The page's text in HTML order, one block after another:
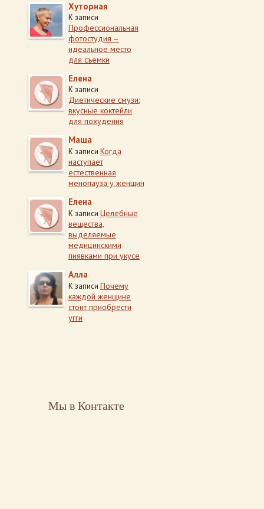
Хуторная
К записи
Профессиональная
фотостудия –
идеальное место
для съемки
Елена
К записи
Диетические смузи:
вкусные коктейли
для похудения
Маша
К записи Когда
наступает
естественная
менопауза у женщин
Елена
К записи Целебные
вещества,
выделяемые
медицинскими
пиявками при укусе
Алла
К записи Почему
каждой женщине
стоит приобрести
угги
Мы в Контакте